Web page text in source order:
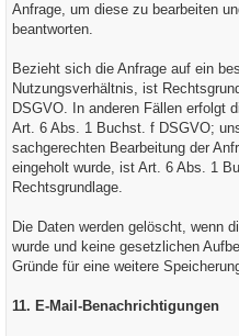
Anfrage, um diese zu bearbeiten
beantworten.
Bezieht sich die Anfrage auf ein
Nutzungsverhältnis, ist
DSGVO. In anderen Fällen erfolgt
Art. 6 Abs. 1 Buchst. f DSGVO;
sachgerechten Bearbeitung der
eingeholt wurde, ist Art. 6 Abs. 1
Rechtsgrundlage.
Die Daten werden gelöscht, wenn
wurde und keine gesetzlichen
Gründe für eine weitere
11. E-Mail-Benachrichtigungen